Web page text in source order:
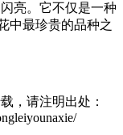
亮。它不仅是一种
中最珍贵的品种之
，请注明出处：